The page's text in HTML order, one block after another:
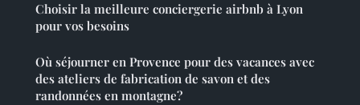
Choisir la meilleure conciergerie airbnb à Lyon
pour vos besoins
Où séjourner en Provence pour des vacances avec
des ateliers de fabrication de savon et des
randonnées en montagne?